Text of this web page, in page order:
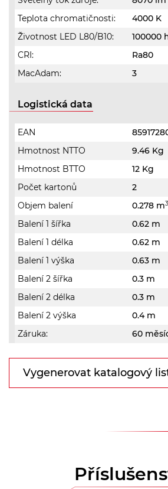
Teplota chromatičnosti:
4000 K
Životnost LED L80/B10:
100000
CRI:
Ra80
MacAdam:
3
Logistická data
EAN
Hmotnost NTTO
9.46 Kg
Hmotnost BTTO
12 Kg
Počet kartonů
2
Objem balení
0.278 m3
Balení 1 šířka
0.62 m
Balení 1 délka
0.62 m
Balení 1 výška
0.63 m
Balení 2 šířka
0.3 m
Balení 2 délka
0.3 m
Balení 2 výška
0.4 m
Záruka:
60
Vygenerovat katalogový